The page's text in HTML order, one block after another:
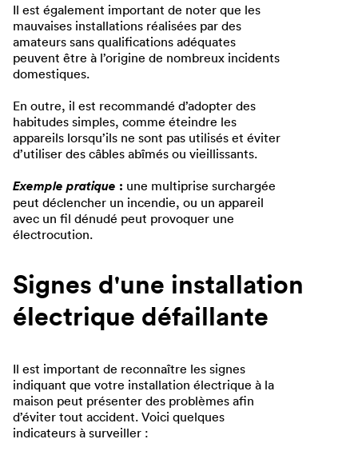
Il est également important de noter que les
mauvaises installations réalisées par des
amateurs sans qualifications adéquates
peuvent être à l’origine de nombreux incidents
domestiques.
En outre, il est recommandé d’adopter des
habitudes simples, comme éteindre les
appareils lorsqu’ils ne sont pas utilisés et éviter
d’utiliser des câbles abîmés ou vieillissants.
Exemple pratique : une multiprise surchargée
peut déclencher un incendie, ou un appareil
avec un fil dénudé peut provoquer une
électrocution.
Signes d'une installation
électrique défaillante
Il est important de reconnaître les signes
indiquant que votre installation électrique à la
maison peut présenter des problèmes afin
d’éviter tout accident. Voici quelques
indicateurs à surveiller :